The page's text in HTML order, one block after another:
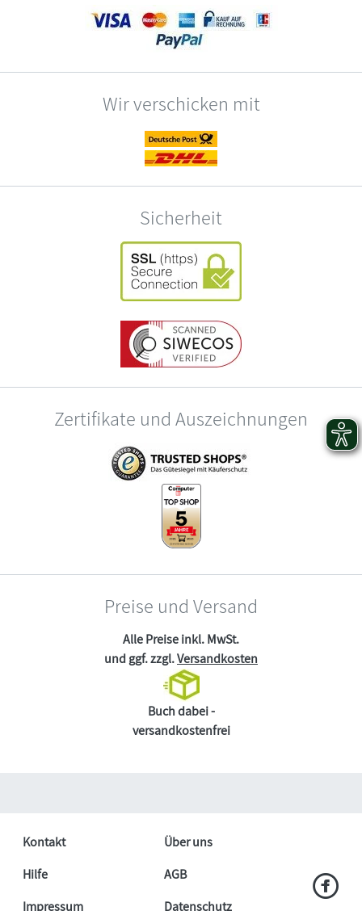
Wir verschicken mit
Sicherheit
Zertifikate und Auszeichnungen
Preise und Versand
Alle Preise inkl. MwSt.
und ggf. zzgl.Versandkosten
Buch dabei -
versandkostenfrei
Kontakt
Über uns
Hilfe
AGB
Impressum
Datenschutz